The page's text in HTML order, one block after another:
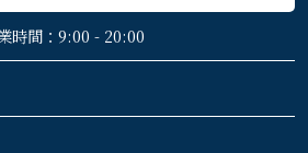
時間：9:00 - 20:00